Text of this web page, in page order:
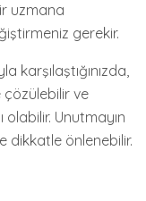
uzmana
gerekir.
karşılaştığınızda,
çözülebilir ve
Unutmayın
dikkatle önlenebilir.